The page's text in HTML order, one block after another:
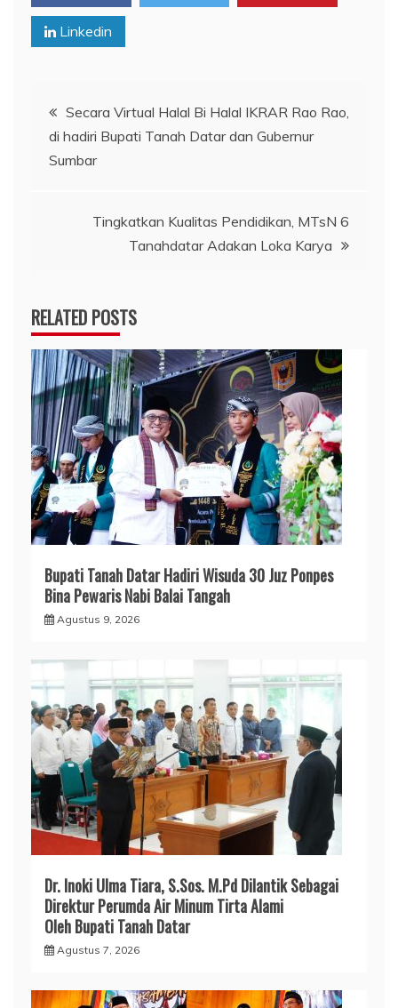
Linkedin
Navigasi
pos
Secara Virtual Halal Bi Halal IKRAR Rao Rao,
di hadiri Bupati Tanah Datar dan Gubernur
Sumbar
Tingkatkan Kualitas Pendidikan, MTsN 6
Tanahdatar Adakan Loka Karya
RELATED POSTS
Bupati Tanah Datar Hadiri Wisuda 30 Juz Ponpes
Bina Pewaris Nabi Balai Tangah
Agustus 9, 2026
Dr. Inoki Ulma Tiara, S.Sos. M.Pd Dilantik Sebagai
Direktur Perumda Air Minum Tirta Alami
Oleh Bupati Tanah Datar
Agustus 7, 2026